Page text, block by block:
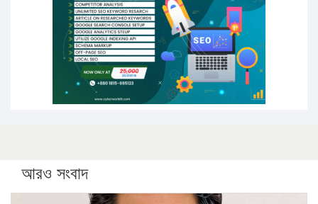
কঠোর হচ্ছে এসএসসি ও এইচএসসি পরীক্ষা
ফরিদগঞ্জে আগুনে পুড়লো ৬ ব্যবসা প্রতিষ্ঠান
আরও সংবাদ